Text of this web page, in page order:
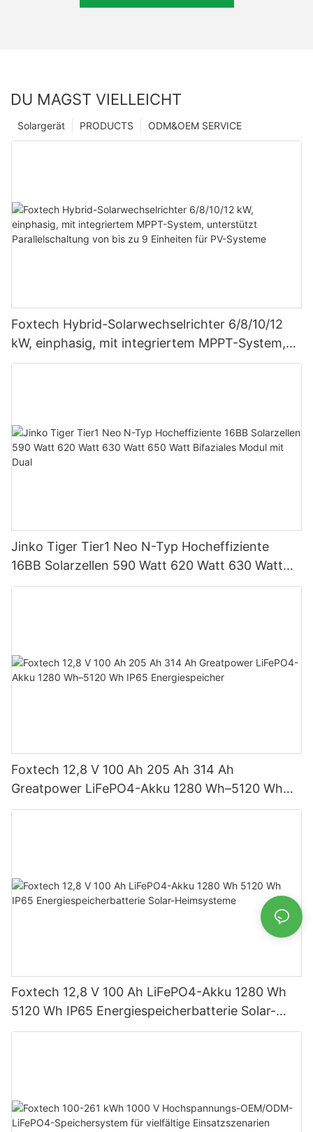
DU MAGST VIELLEICHT
ODM&OEM SERVICE
PRODUCTS
Solargerät
Foxtech Hybrid-Solarwechselrichter 6/8/10/12
kW, einphasig, mit integriertem MPPT-System,
unterstützt Parallelschaltung von bis zu 9
Jinko Tiger Tier1 Neo N-Typ Hocheffiziente
16BB Solarzellen 590 Watt 620 Watt 630 Watt
650 Watt Bifaziales Modul mit Dual
Foxtech 12,8 V 100 Ah 205 Ah 314 Ah
Greatpower LiFePO4-Akku 1280 Wh–5120 Wh
IP65 Energiespeicher
Foxtech 12,8 V 100 Ah LiFePO4-Akku 1280 Wh
5120 Wh IP65 Energiespeicherbatterie Solar-
Heimsysteme